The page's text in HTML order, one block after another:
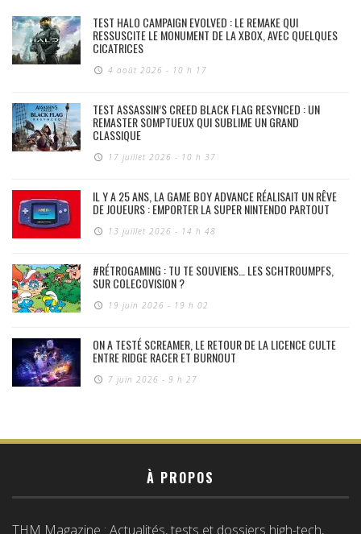
TEST HALO CAMPAIGN EVOLVED : LE REMAKE QUI
RESSUSCITE LE MONUMENT DE LA XBOX, AVEC QUELQUES
CICATRICES
4 août 2026 - 10 h 17
TEST ASSASSIN’S CREED BLACK FLAG RESYNCED : UN
REMASTER SOMPTUEUX QUI SUBLIME UN GRAND
CLASSIQUE
17 juillet 2026 - 10 h 37
IL Y A 25 ANS, LA GAME BOY ADVANCE RÉALISAIT UN RÊVE
DE JOUEURS : EMPORTER LA SUPER NINTENDO PARTOUT
13 juillet 2026 - 14 h 48
#RÉTROGAMING : TU TE SOUVIENS… LES SCHTROUMPFS,
SUR COLECOVISION ?
19 juin 2026 - 19 h 02
ON A TESTÉ SCREAMER, LE RETOUR DE LA LICENCE CULTE
ENTRE RIDGE RACER ET BURNOUT
7 juin 2026 - 9 h 27
À PROPOS
THM Magazine : Actualités, tests et dossiers high-tech,